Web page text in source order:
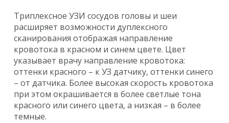
Триплексное УЗИ сосудов головы и шеи
расширяет возможности дуплексного
сканирования отображая направление
кровотока в красном и синем цвете. Цвет
указывает врачу направление кровотока:
оттенки красного – к УЗ датчику, оттенки синего
– от датчика. Более высокая скорость кровотока
при этом окрашивается в более светлые тона
красного или синего цвета, а низкая – в более
темные.